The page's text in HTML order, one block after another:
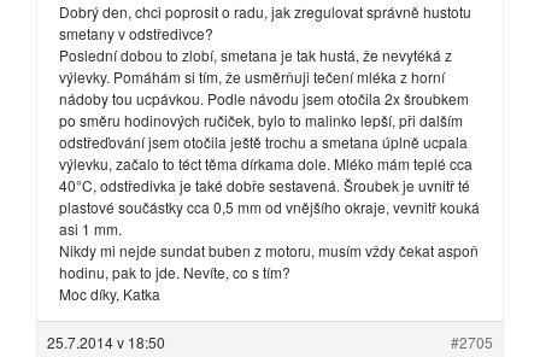
Dobrý den, chci poprosit o radu, jak zregulovat správně hustotu
smetany v odstředivce?
Poslední dobou to zlobí, smetana je tak hustá, že nevytéká z
výlevky. Pomáhám si tím, že usměrňuji tečení mléka z horní
nádoby tou ucpávkou. Podle návodu jsem otočila 2x šroubkem
po směru hodinových ručiček, bylo to malinko lepší, při dalším
odstřeďování jsem otočila ještě trochu a smetana úplně ucpala
výlevku, začalo to téct těma dírkama dole. Mléko mám teplé cca
40°C, odstředivka je také dobře sestavená. Šroubek je uvnitř té
plastové součástky cca 0,5 mm od vnějšího okraje, vevnitř kouká
asi 1 mm.
Nikdy mi nejde sundat buben z motoru, musím vždy čekat aspoň
hodinu, pak to jde. Nevíte, co s tím?
Moc díky, Katka
25.7.2014 v 18:50 #2705